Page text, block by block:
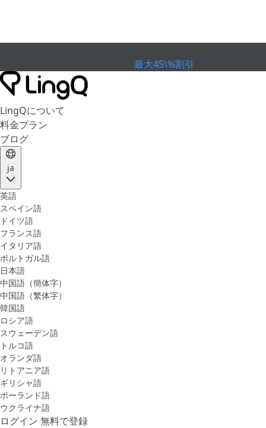
最大45\%割引
LingQについて
料金プラン
ブログ
ja
英語
スペイン語
ドイツ語
フランス語
イタリア語
ポルトガル語
日本語
中国語（簡体字）
中国語（繁体字）
韓国語
ロシア語
スウェーデン語
トルコ語
オランダ語
リトアニア語
ギリシャ語
ポーランド語
ウクライナ語
ログイン 無料で登録